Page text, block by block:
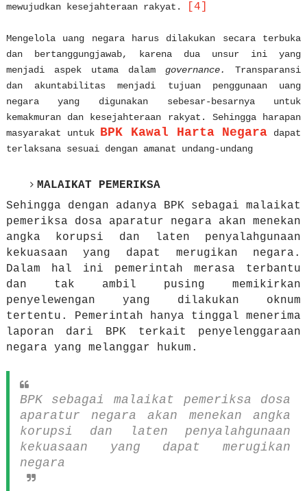
mewujudkan kesejahteraan rakyat.
[4]
Mengelola uang negara harus dilakukan secara terbuka
dan bertanggungjawab, karena dua unsur ini yang
menjadi aspek utama dalamgovernance.
Transparansi
dan akuntabilitas menjadi tujuan penggunaan uang
negara yang digunakan sebesar-besarnya untuk
kemakmuran dan kesejahteraan rakyat. Sehingga harapan
masyarakat untuk BPK Kawal Harta Negara dapat
terlaksana sesuai dengan amanat undang-undang
MALAIKAT PEMERIKSA
Sehingga dengan adanya BPK sebagai malaikat
pemeriksa dosa aparatur negara akan menekan
angka korupsi dan laten penyalahgunaan
kekuasaan yang dapat merugikan negara.
Dalam hal ini pemerintah merasa terbantu
dan tak ambil pusing memikirkan
penyelewengan yang dilakukan oknum
tertentu. Pemerintah hanya tinggal menerima
laporan dari BPK terkait penyelenggaraan
negara yang melanggar hukum.
BPK sebagai malaikat pemeriksa dosa
aparatur negara akan menekan angka
korupsi dan laten penyalahgunaan
kekuasaan yang dapat merugikan
negara